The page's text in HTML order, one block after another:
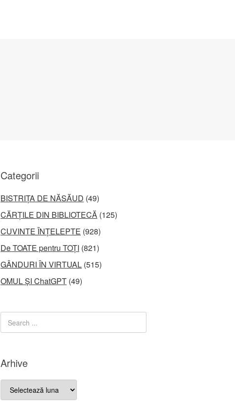
Categorii
BISTRIȚA DE NĂSĂUD (49)
CĂRȚILE DIN BIBLIOTECĂ (125)
CUVINTE ÎNȚELEPTE (928)
De TOATE pentru TOȚI (821)
GÂNDURI ÎN VIRTUAL (515)
OMUL ȘI ChatGPT (49)
Arhive
Arhive